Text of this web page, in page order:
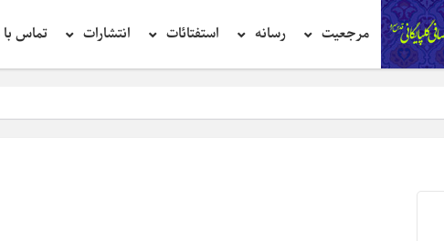
مرجعیت رسانه استفتائات انتشارات تماس با